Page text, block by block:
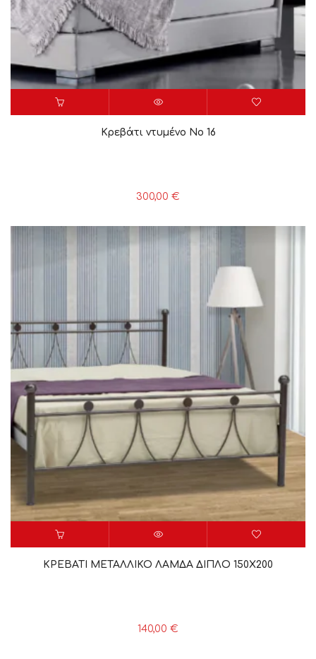
Κρεβάτι ντυμένο Νο 16
300,00 €
ΚΡΕΒΑΤΙ ΜΕΤΑΛΛΙΚΟ ΛΑΜΔΑ ΔΙΠΛΟ 150Χ200
140,00 €